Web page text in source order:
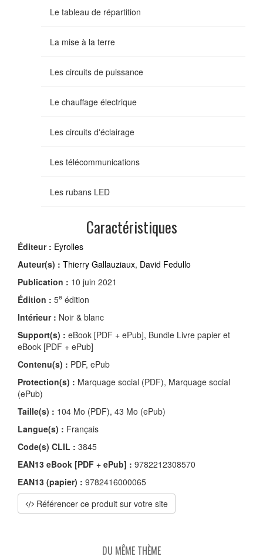
Le tableau de répartition
La mise à la terre
Les circuits de puissance
Le chauffage électrique
Les circuits d'éclairage
Les télécommunications
Les rubans LED
Caractéristiques
Éditeur : Eyrolles
Auteur(s) : Thierry Gallauziaux, David Fedullo
Publication : 10 juin 2021
Édition : 5e édition
Intérieur : Noir & blanc
Support(s) : eBook [PDF + ePub], Bundle Livre papier et
eBook [PDF + ePub]
Contenu(s) : PDF, ePub
Protection(s) : Marquage social (PDF), Marquage social
(ePub)
Taille(s) : 104 Mo (PDF), 43 Mo (ePub)
Langue(s) : Français
Code(s) CLIL : 3845
EAN13 eBook [PDF + ePub] : 9782212308570
EAN13 (papier) : 9782416000065
Référencer ce produit sur votre site
DU MÊME THÈME